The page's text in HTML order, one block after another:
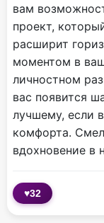
вам
проект,
расширит
моментом в
личностном
вас появится
лучшему, если
комфорта.
вдохновение в
♥32